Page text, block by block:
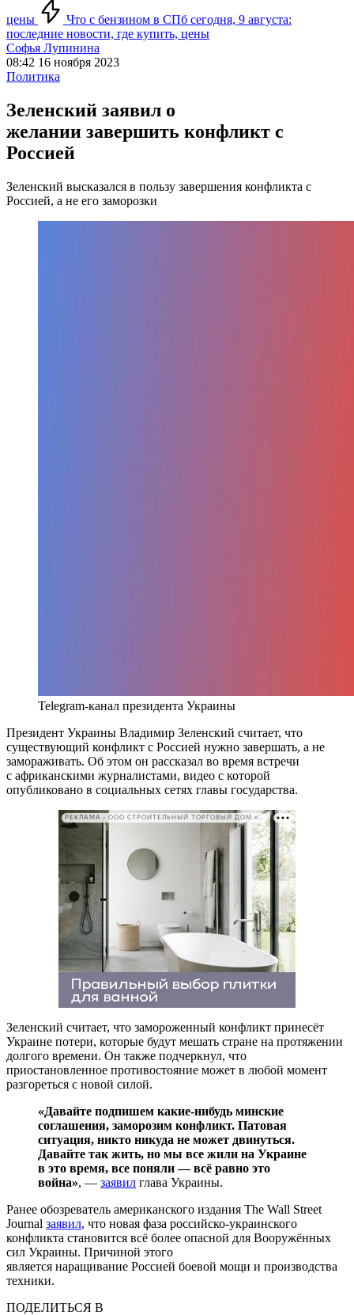
цены
Что с бензином в СПб сегодня, 9 августа:
последние новости, где купить, цены
Софья Лупинина
08:42 16 ноября 2023
Политика
Зеленский заявил о
желании завершить конфликт с
Россией
Зеленский высказался в пользу завершения конфликта с
Россией, а не его заморозки
Telegram-канал президента Украины
Президент Украины Владимир Зеленский считает, что
существующий конфликт с Россией нужно завершать, а не
замораживать. Об этом он рассказал во время встречи
с африканскими журналистами, видео с которой
опубликовано в социальных сетях главы государства.
РЕКЛАМА • ООО СТРОИТЕЛЬНЫЙ ТОРГОВЫЙ ДОМ «ПЕТРОВИЧ». ИНН: 7802348846
Зеленский считает, что замороженный конфликт принесёт
Украине потери, которые будут мешать стране на протяжении
долгого времени. Он также подчеркнул, что
приостановленное противостояние может в любой момент
разгореться с новой силой.
«Давайте подпишем какие-нибудь минские
соглашения, заморозим конфликт. Патовая
ситуация, никто никуда не может двинуться.
Давайте так жить, но мы все жили на Украине
в это время, все поняли — всё равно это
война», — заявил глава Украины.
Ранее обозреватель американского издания The Wall Street
Journal заявил, что новая фаза российско-украинского
конфликта становится всё более опасной для Вооружённых
сил Украины. Причиной этого
является наращивание Россией боевой мощи и производства
техники.
ПОДЕЛИТЬСЯ В